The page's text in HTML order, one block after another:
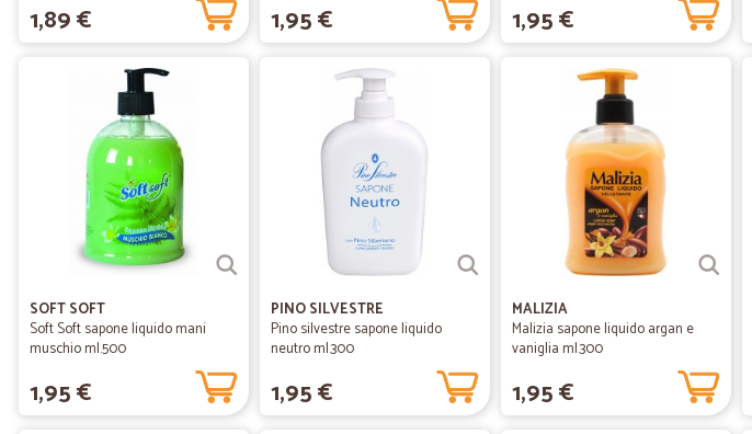
1,89 € 1,95 € 1,95 €
SOFT SOFT
Soft Soft sapone liquido mani
muschio ml.500
1,95 €
PINO SILVESTRE
Pino silvestre sapone liquido
neutro ml.300
1,95 €
MALIZIA
Malizia sapone liquido argan e
vaniglia ml.300
1,95 €